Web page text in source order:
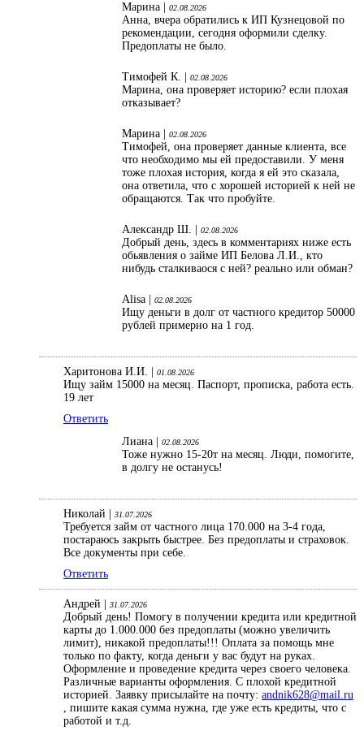
Марина | 02.08.2026
Анна, вчера обратились к ИП Кузнецовой по
рекомендации, сегодня оформили сделку.
Предоплаты не было.
Тимофей К. | 02.08.2026
Марина, она проверяет историю? если плохая
отказывает?
Марина | 02.08.2026
Тимофей, она проверяет данные клиента, все
что необходимо мы ей предоставили. У меня
тоже плохая история, когда я ей это сказала,
она ответила, что с хорошей историей к ней не
обращаются. Так что пробуйте.
Александр Ш. | 02.08.2026
Добрый день, здесь в комментариях ниже есть
обьявления о займе ИП Белова Л.И., кто
нибудь сталкиваося с ней? реально или обман?
Alisa | 02.08.2026
Ищу деньги в долг от частного кредитор 50000
рублей примерно на 1 год.
Харитонова И.И. | 01.08.2026
Ищу займ 15000 на месяц. Паспорт, прописка, работа есть.
19 лет
Ответить
Лиана |
02.08.2026
Тоже нужно 15-20т на месяц. Люди, помогите,
в долгу не останусь!
Николай | 31.07.2026
Требуется займ от частного лица 170.000 на 3-4 года,
постараюсь закрыть быстрее. Без предоплаты и страховок.
Все документы при себе.
Ответить
Андрей | 31.07.2026
Добрый день! Помогу в получении кредита или кредитной
карты до 1.000.000 без предоплаты (можно увеличить
лимит), никакой предоплаты!!! Оплата за помощь мне
только по факту, когда деньги у вас будут на руках.
Оформление и проведение кредита через своего человека.
Различные варианты оформления. С плохой кредитной
историей. Заявку присылайте на почту: andnik628@mail.ru
, пишите какая сумма нужна, где уже есть кредиты, что с
работой и т.д.